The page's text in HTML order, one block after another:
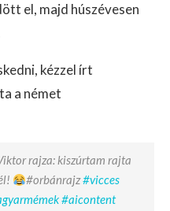
el, majd húszévesen
kézzel írt
a német
rajza: kiszúrtam rajta
#orbánrajz#vicces
#aicontent